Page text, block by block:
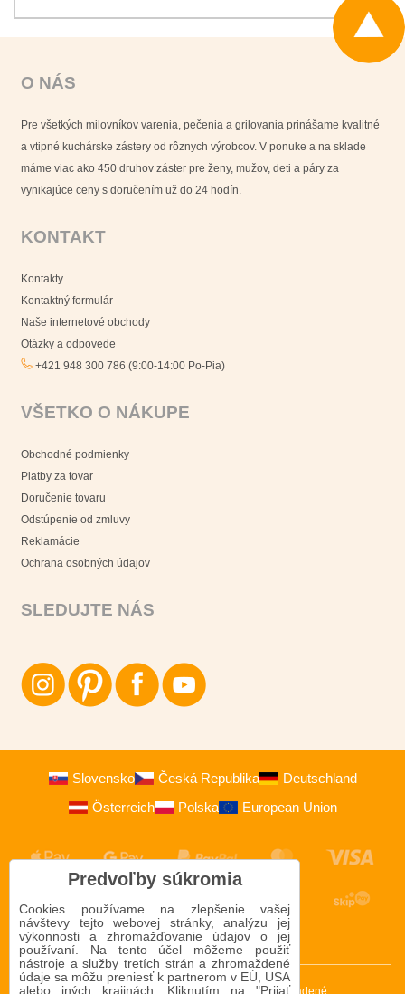
O NÁS
Pre všetkých milovníkov varenia, pečenia a grilovania prinášame kvalitné
a vtipné kuchárske zástery od rôznych výrobcov. V ponuke a na sklade
máme viac ako 450 druhov záster pre ženy, mužov, deti a páry za
vynikajúce ceny s doručením už do 24 hodín.
KONTAKT
Kontakty
Kontaktný formulár
Naše internetové obchody
Otázky a odpovede
+421 948 300 786 (9:00-14:00 Po-Pia)
VŠETKO O NÁKUPE
Obchodné podmienky
Platby za tovar
Doručenie tovaru
Odstúpenie od zmluvy
Reklamácie
Ochrana osobných údajov
SLEDUJTE NÁS
Slovensko Česká Republika
Deutschland
Österreich
Polska European Union
2009-2026 © Bomba s.r.o.Všetky práva vyhradené
Predvoľby súkromia
Cookies používame na zlepšenie vašej
návštevy tejto webovej stránky, analýzu jej
výkonnosti a zhromažďovanie údajov o jej
používaní. Na tento účel môžeme použiť
nástroje a služby tretích strán a zhromaždené
údaje sa môžu preniesť k partnerom v EÚ, USA
alebo iných krajinách. Kliknutím na "Prijať